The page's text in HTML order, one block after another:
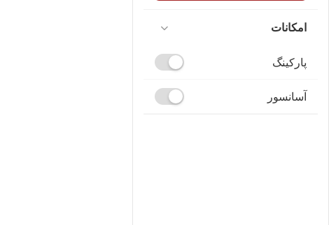
امکانات
پارکینگ
آسانسور